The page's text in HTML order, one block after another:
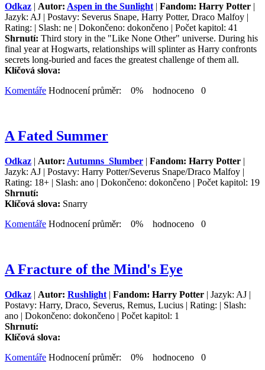
Odkaz | Autor: Aspen in the Sunlight | Fandom: Harry Potter |
Jazyk: AJ | Postavy: Severus Snape, Harry Potter, Draco Malfoy |
Rating: | Slash: ne | Dokončeno: dokončeno | Počet kapitol: 41
Shrnutí: Third story in the "Like None Other" universe. During his
final year at Hogwarts, relationships will splinter as Harry confronts
secrets long-buried and faces the greatest challenge of them all.
Klíčová slova:
Komentáře Hodnocení průměr: 0% hodnoceno 0
A Fated Summer
Odkaz | Autor: Autumns_Slumber | Fandom: Harry Potter |
Jazyk: AJ | Postavy: Harry Potter/Severus Snape/Draco Malfoy |
Rating: 18+ | Slash: ano | Dokončeno: dokončeno | Počet kapitol: 19
Shrnutí:
Klíčová slova: Snarry
Komentáře Hodnocení průměr: 0% hodnoceno 0
A Fracture of the Mind's Eye
Odkaz | Autor: Rushlight | Fandom: Harry Potter | Jazyk: AJ |
Postavy: Harry, Draco, Severus, Remus, Lucius | Rating: | Slash:
ano | Dokončeno: dokončeno | Počet kapitol: 1
Shrnutí:
Klíčová slova:
Komentáře Hodnocení průměr: 0% hodnoceno 0